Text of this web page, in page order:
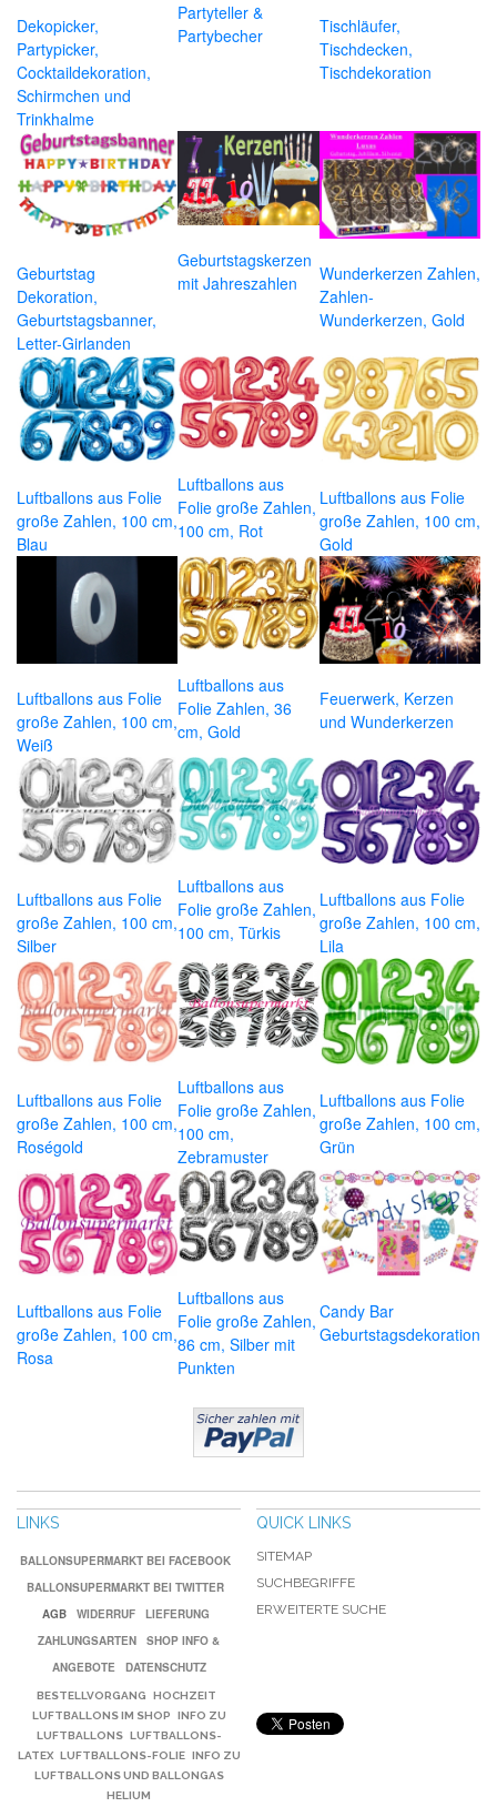
Dekopicker,
Partypicker,
Cocktaildekoration,
Schirmchen und
Trinkhalme
Partyteller &
Partybecher
Tischläufer,
Tischdecken,
Tischdekoration
Geburtstag
Dekoration,
Geburtstagsbanner,
Letter-Girlanden
Geburtstagskerzen
mit Jahreszahlen
Wunderkerzen Zahlen,
Zahlen-
Wunderkerzen, Gold
Luftballons aus Folie
große Zahlen, 100 cm,
Blau
Luftballons aus
Folie große Zahlen,
100 cm, Rot
Luftballons aus Folie
große Zahlen, 100 cm,
Gold
Luftballons aus Folie
große Zahlen, 100 cm,
Weiß
Luftballons aus
Folie Zahlen, 36
cm, Gold
Feuerwerk, Kerzen
und Wunderkerzen
Luftballons aus Folie
große Zahlen, 100 cm,
Silber
Luftballons aus
Folie große Zahlen,
100 cm, Türkis
Luftballons aus Folie
große Zahlen, 100 cm,
Lila
Luftballons aus Folie
große Zahlen, 100 cm,
Roségold
Luftballons aus
Folie große Zahlen,
100 cm,
Zebramuster
Luftballons aus Folie
große Zahlen, 100 cm,
Grün
Luftballons aus Folie
große Zahlen, 100 cm,
Rosa
Luftballons aus
Folie große Zahlen,
86 cm, Silber mit
Punkten
Candy Bar
Geburtstagsdekoration
LINKS
BALLONSUPERMARKT BEI FACEBOOK
BALLONSUPERMARKT BEI TWITTER
AGB
WIDERRUF
LIEFERUNG
ZAHLUNGSARTEN
SHOP INFO &
ANGEBOTE
DATENSCHUTZ
BESTELLVORGANG
HOCHZEIT
LUFTBALLONS IM SHOP
INFO ZU
LUFTBALLONS LUFTBALLONS-
LATEX LUFTBALLONS-FOLIE INFO ZU
LUFTBALLONS UND BALLONGAS
HELIUM
QUICK LINKS
SITEMAP
SUCHBEGRIFFE
ERWEITERTE SUCHE